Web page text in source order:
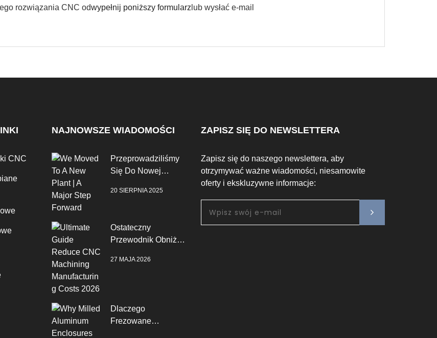
rozwiązania CNC odwypełnij poniższy formularz lub wysłać e-mail
CNC
NAJNOWSZE WIADOMOŚCI
Przeprowadziliśmy
Się Do Nowej
Naprzód
20 SIERPNIA 2025
Ostateczny
Przewodnik Obniż
CNC W 2026 Roku
27 MAJA 2026
Dlaczego
Frezowane
ZAPISZ SIĘ DO NEWSLETTERA
Zapisz się do naszego newslettera, aby
otrzymywać ważne wiadomości, niesamowite
oferty i ekskluzywne informacje: